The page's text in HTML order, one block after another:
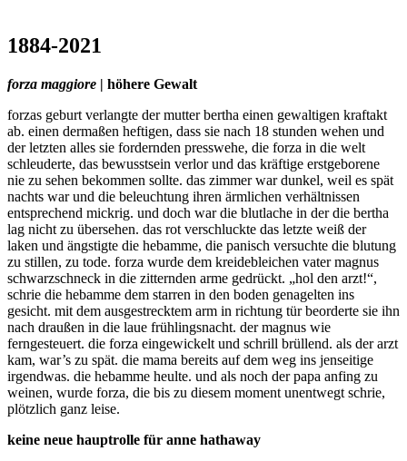
1884-2021
forza maggiore | höhere Gewalt
forzas geburt verlangte der mutter bertha einen gewaltigen kraftakt
ab. einen dermaßen heftigen, dass sie nach 18 stunden wehen und
der letzten alles sie fordernden presswehe, die forza in die welt
schleuderte, das bewusstsein verlor und das kräftige erstgeborene
nie zu sehen bekommen sollte. das zimmer war dunkel, weil es spät
nachts war und die beleuchtung ihren ärmlichen verhältnissen
entsprechend mickrig. und doch war die blutlache in der die bertha
lag nicht zu übersehen. das rot verschluckte das letzte weiß der
laken und ängstigte die hebamme, die panisch versuchte die blutung
zu stillen, zu tode. forza wurde dem kreidebleichen vater magnus
schwarzschneck in die zitternden arme gedrückt. „hol den arzt!“,
schrie die hebamme dem starren in den boden genagelten ins
gesicht. mit dem ausgestrecktem arm in richtung tür beorderte sie ihn
nach draußen in die laue frühlingsnacht. der magnus wie
ferngesteuert. die forza eingewickelt und schrill brüllend. als der arzt
kam, war’s zu spät. die mama bereits auf dem weg ins jenseitige
irgendwas. die hebamme heulte. und als noch der papa anfing zu
weinen, wurde forza, die bis zu diesem moment unentwegt schrie,
plötzlich ganz leise.
keine neue hauptrolle für anne hathaway